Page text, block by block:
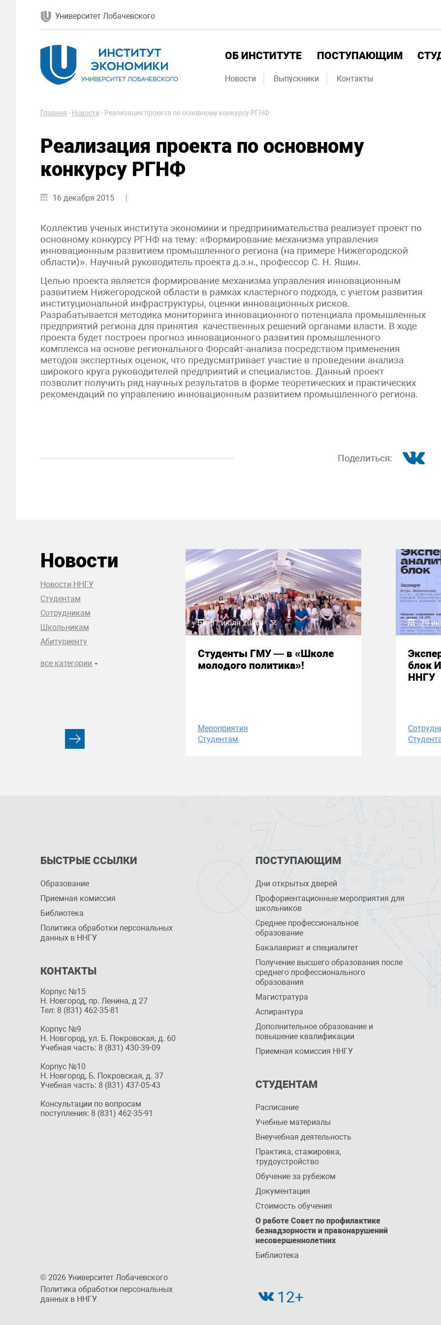
Университет Лобачевского
ОБ ИНСТИТУТЕ ПОСТУПАЮЩИМ
Новости Выпускники Контакты
Главная - Новости - Реализация проекта по основному конкурсу РГНФ
Реализация проекта по основному
конкурсу РГНФ
16 декабря 2015
Коллектив ученых института экономики и предпринимательства реализует проект по
основному конкурсу РГНФ на тему: «Формирование механизма управления
инновационным развитием промышленного региона (на примере Нижегородской
области)». Научный руководитель проекта д.э.н., профессор С. Н. Яшин.
Целью проекта является формирование механизма управления инновационным
развитием Нижегородской области в рамках кластерного подхода, с учетом развития
институциональной инфраструктуры, оценки инновационных рисков.
Разрабатывается методика мониторинга инновационного потенциала промышленных
предприятий региона для принятия качественных решений органами власти. В ходе
проекта будет построен прогноз инновационного развития промышленного
комплекса на основе регионального Форсайт-анализа посредством применения
методов экспертных оценок, что предусматривает участие в проведении анализа
широкого круга руководителей предприятий и специалистов. Данный проект
позволит получить ряд научных результатов в форме теоретических и практических
рекомендаций по управлению инновационным развитием промышленного региона.
Поделиться:
Новости
Новости ННГУ
Студентам
Сотрудникам
Школьникам
Абитуриенту
все категории
31 июля 2026
Студенты ГМУ — в «Школе
молодого политика»!
Мероприятия
Студентам
29
блок
ННГУ
БЫСТРЫЕ ССЫЛКИ
Образование
Приемная комиссия
Библиотека
Политика обработки персональных
данных в ННГУ
КОНТАКТЫ
Корпус №15
Н. Новгород, пр. Ленина, д 27
Тел: 8 (831) 462-35-81
Корпус №9
Н. Новгород, ул. Б. Покровская, д. 60
Учебная часть: 8 (831) 430-39-09
Корпус №10
Н. Новгород, Б. Покровская, д. 37
Учебная часть: 8 (831) 437-05-43
Консультации по вопросам
поступления: 8 (831) 462-35-91
ПОСТУПАЮЩИМ
Дни открытых дверей
Профориентационные мероприятия для
школьников
Среднее профессиональное
образование
Бакалавриат и специалитет
Получение высшего образования после
среднего профессионального
образования
Магистратура
Аспирантура
Дополнительное образование и
повышение квалификации
Приемная комиссия ННГУ
СТУДЕНТАМ
Расписание
Учебные материалы
Внеучебная деятельность
Практика, стажировка,
трудоустройство
Обучение за рубежом
Документация
Стоимость обучения
О работе Совет по профилактике
безнадзорности и правонарушений
несовершеннолетних
Библиотека
© 2026 Университет Лобачевского
Политика обработки персональных
данных в ННГУ
12+